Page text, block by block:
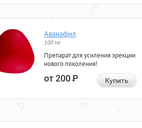
Аванафил
100 мг
Препарат для усиления эрекции
нового поколения!
от 200Р Купить